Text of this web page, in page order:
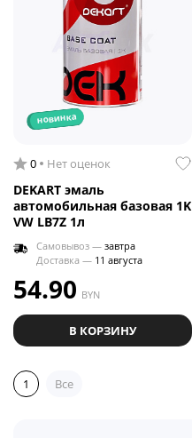
новинка
0 Нет оценок
DEKART эмаль
автомобильная базовая 1K
VW LB7Z 1л
Самовывоз — завтра
Доставка — 11 августа
54.90 BYN
В КОРЗИНУ
1 Все